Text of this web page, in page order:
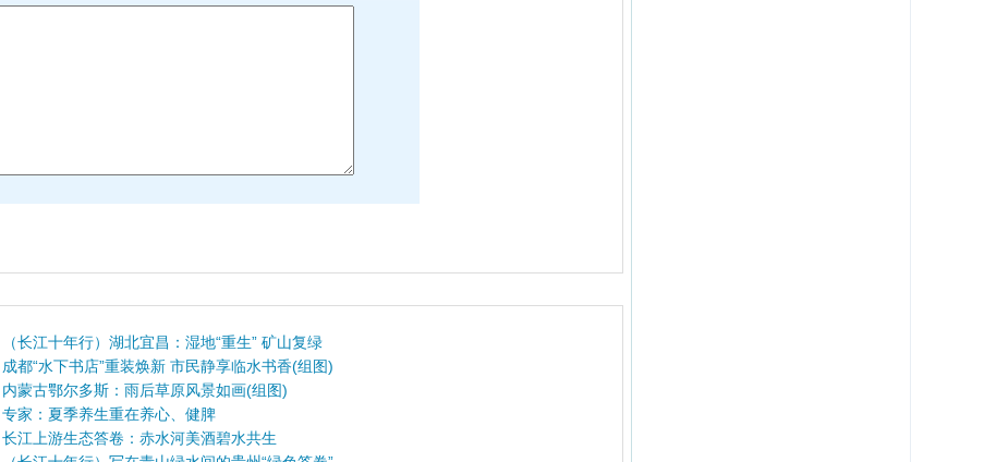
（长江十年行）湖北宜昌：湿地“重生” 矿山复绿
成都“水下书店”重装焕新 市民静享临水书香(组图)
内蒙古鄂尔多斯：雨后草原风景如画(组图)
专家：夏季养生重在养心、健脾
长江上游生态答卷：赤水河美酒碧水共生